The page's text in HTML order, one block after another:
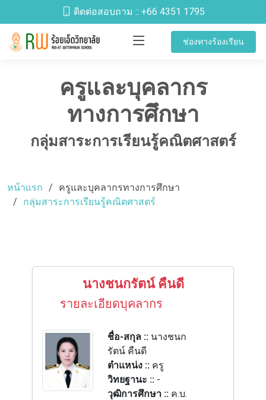
ติดต่อสอบถาม :: +66 4351 1795
ช่องทางร้องเรียน
ครูและบุคลากร
ทางการศึกษา
กลุ่มสาระการเรียนรู้คณิตศาสตร์
หน้าแรก
ครูและบุคลากรทางการศึกษา
กลุ่มสาระการเรียนรู้คณิตศาสตร์
นางชนกรัตน์ คืนดี
รายละเอียดบุคลากร
ชื่อ-สกุล :: นางชนก
รัตน์ คืนดี
ตำแหน่ง :: ครู
วิทยฐานะ :: -
วุฒิการศึกษา :: ค.บ.